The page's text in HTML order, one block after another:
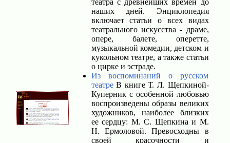
театра с древнейших времён до
наших дней. Энциклопедия
включает статьи о всех видах
театрального искусства - драме,
опере, балете, оперетте,
музыкальной комедии, детском и
кукольном театре, а также статьи
о цирке и эстраде.
Из воспоминаний о русском
театреВ книге Т. Л. Щепкиной-
Куперник с особенной любовью
воспроизведены образы великих
художников, наиболее близких
ее сердцу: М. С. Щепкина и М.
Н. Ермоловой. Превосходны в
своей красочности и